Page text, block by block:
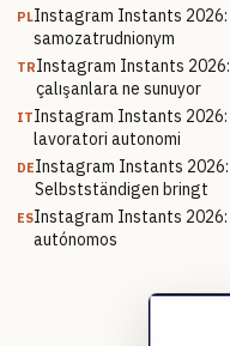
PLInstagram Instants
samozatrudnionym
TRInstagram Instants
çalışanlara ne sunuyor
ITInstagram Instants
lavoratori autonomi
DEInstagram Instants 2026:
Selbstständigen bringt
ESInstagram Instants
autónomos